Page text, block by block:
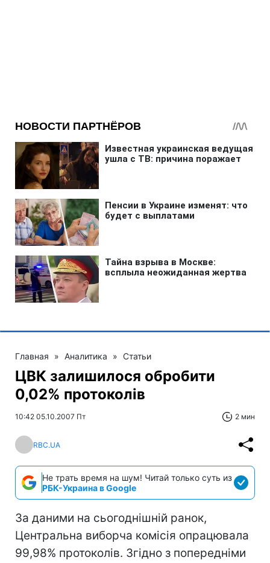
Главная » Аналитика » Статьи
ЦВК залишилося обробити
0,02% протоколів
10:42 05.10.2007 Пт 2 мин
RBC.UA
Не трать время на шум! Читай только суть из
РБК-Украина в Google
За даними на сьогоднішній ранок,
Центральна виборча комісія опрацювала
99,98% протоколів. Згідно з попередніми